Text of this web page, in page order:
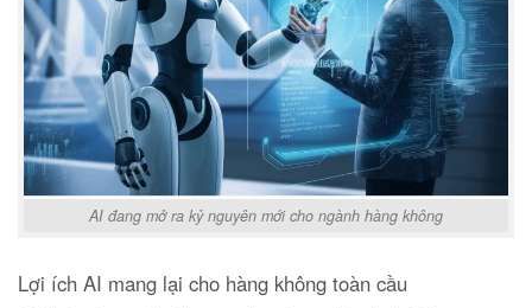
AI đang mở ra kỷ nguyên mới cho ngành hàng không
Lợi ích AI mang lại cho hàng không toàn cầu